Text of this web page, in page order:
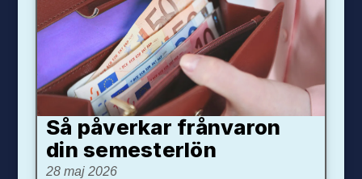
Så påverkar från­varon
din semester­lön
28 maj 2026